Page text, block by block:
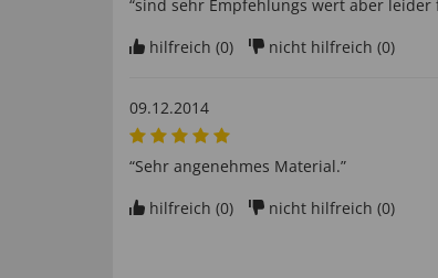
“sind sehr Empfehlungs wert aber
hilfreich (0) nicht hilfreich (0)
09.12.2014
“Sehr angenehmes Material.”
hilfreich (0) nicht hilfreich (0)